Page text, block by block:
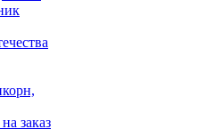
заказ